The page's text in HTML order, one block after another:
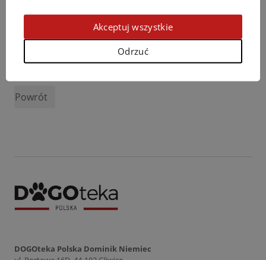
Podziel się opinią
Powrót
DOGOteka Polska Dominik Niemiec
Odrzuć
Akceptuj wszystkie